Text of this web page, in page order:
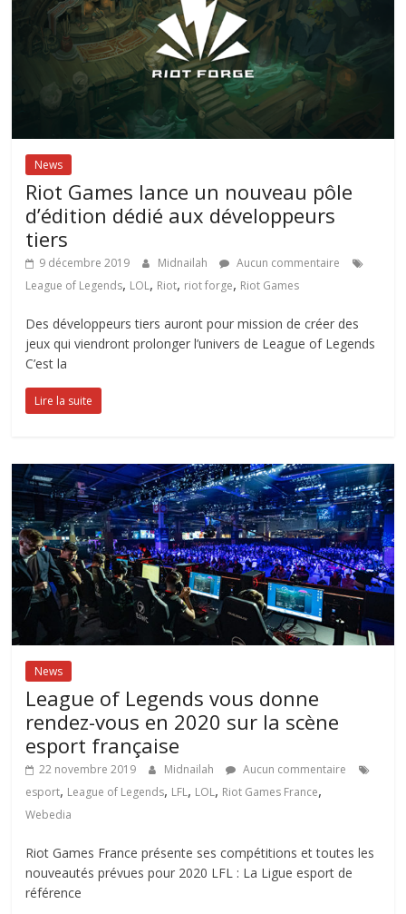
News
Riot Games lance un nouveau pôle
d’édition dédié aux développeurs
tiers
9 décembre 2019 Midnailah
Aucun commentaire
League of Legends, LOL, Riot, riot forge, Riot Games
Des développeurs tiers auront pour mission de créer des
jeux qui viendront prolonger l’univers de League of Legends
C’est la
Lire la suite
News
League of Legends vous donne
rendez-vous en 2020 sur la scène
esport française
22 novembre 2019 Midnailah
Aucun commentaire
esport, League of Legends, LFL, LOL, Riot Games France,
Webedia
Riot Games France présente ses compétitions et toutes les
nouveautés prévues pour 2020 LFL : La Ligue esport de
référence